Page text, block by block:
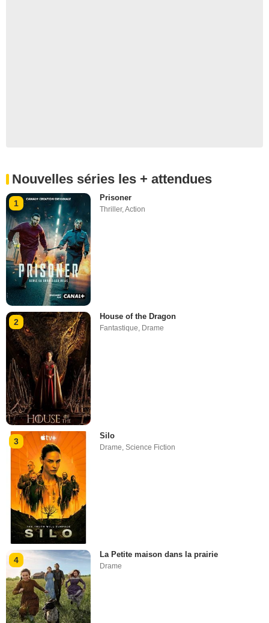
Nouvelles séries les + attendues
1
Prisoner
Thriller,Action
2
House of the Dragon
Fantastique, Drame
3
Silo
Drame ,Science Fiction
4
La Petite maison dans la prairie
Drame